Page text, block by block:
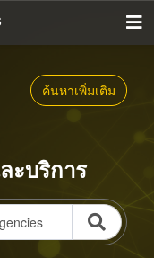
ค้นหาเพิ่มเติม
ะบริการ